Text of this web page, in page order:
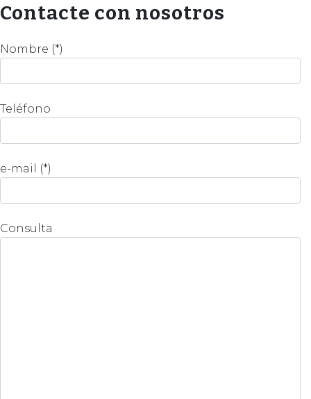
Contacte con nosotros
Nombre (*)
Teléfono
e-mail (*)
Consulta